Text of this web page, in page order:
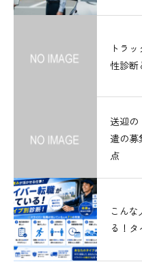
トラ
性診断
送迎の
遣の募
点
こん
る！タ